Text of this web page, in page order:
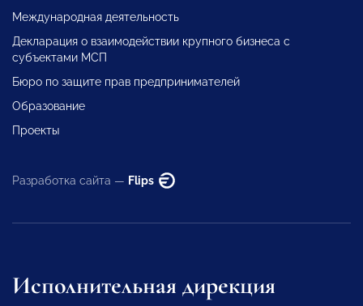
Международная деятельность
Декларация о взаимодействии крупного бизнеса с
субъектами МСП
Бюро по защите прав предпринимателей
Образование
Проекты
Разработка сайта — Flips
Исполнительная дирекция